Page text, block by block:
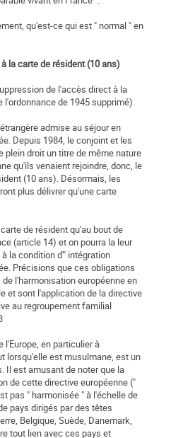
qu'est-ce qui est " normal " en
la carte de résident (10 ans)
de l'accès direct à la
de 1945 supprimé).
admise au séjour en
Depuis 1984, le conjoint et les
droit un titre de même nature
qu'ils venaient rejoindre, donc, le
(10 ans). Désormais, les
plus délivrer qu'une carte
de résident qu'au bout de
(article 14) et on pourra la leur
la condition d'" intégration
Précisions que ces obligations
l'harmonisation européenne en
et sont l'application de la directive
au regroupement familial
en particulier à
lorsqu'elle est musulmane, est un
Il est amusant de noter que la
de cette directive européenne ("
pas " harmonisée " à l'échelle de
pays dirigés par des têtes
Belgique, Suède, Danemark,
tout lien avec ces pays et